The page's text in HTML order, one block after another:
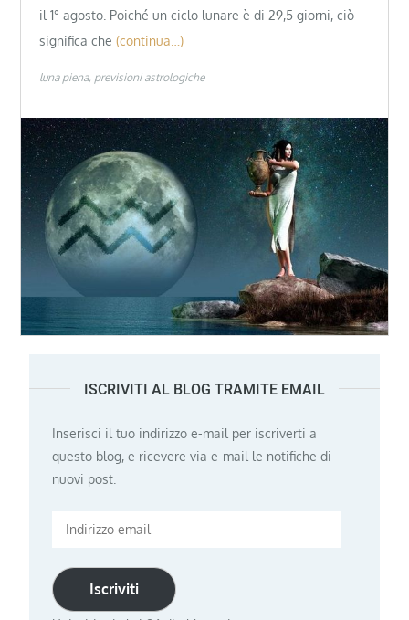
il 1° agosto. Poiché un ciclo lunare è di 29,5 giorni, ciò
significa che (continua…)
luna piena previsioni astrologiche
ISCRIVITI AL BLOG TRAMITE EMAIL
Inserisci il tuo indirizzo e-mail per iscriverti a
questo blog, e ricevere via e-mail le notifiche di
nuovi post.
Indirizzo
Iscriviti